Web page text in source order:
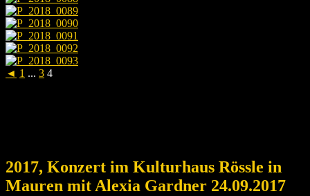
◄ 1 ... 3 4
2017, Konzert im Kulturhaus Rössle in
Mauren mit Alexia Gardner 24.09.2017